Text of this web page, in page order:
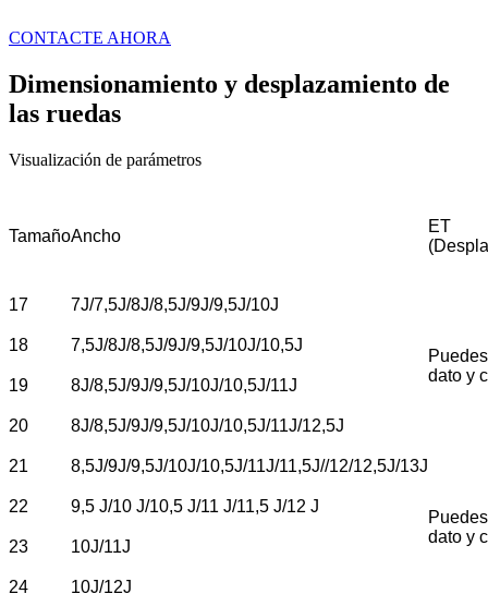
CONTACTE AHORA
Dimensionamiento y desplazamiento de
las ruedas
Visualización de parámetros
TamañoAncho
ET
17 7J/7,5J/8J/8,5J/9J/9,5J/10J
dato y
18 7,5J/8J/8,5J/9J/9,5J/10J/10,5J
19 8J/8,5J/9J/9,5J/10J/10,5J/11J
20 8J/8,5J/9J/9,5J/10J/10,5J/11J/12,5J
21 8,5J/9J/9,5J/10J/10,5J/11J/11,5J//12/12,5J/13J
dato y
22 9,5 J/10 J/10,5 J/11 J/11,5 J/12 J
23 10J/11J
24 10J/12J